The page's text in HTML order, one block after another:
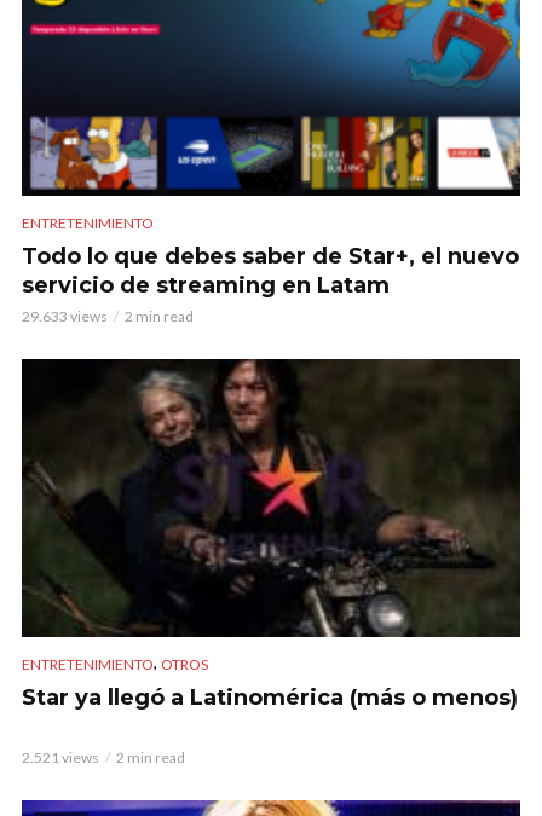
ENTRETENIMIENTO
Todo lo que debes saber de Star+, el nuevo
servicio de streaming en Latam
29.633 views 2 min read
ENTRETENIMIENTO, OTROS
Star ya llegó a Latinomérica (más o menos)
2.521 views 2 min read